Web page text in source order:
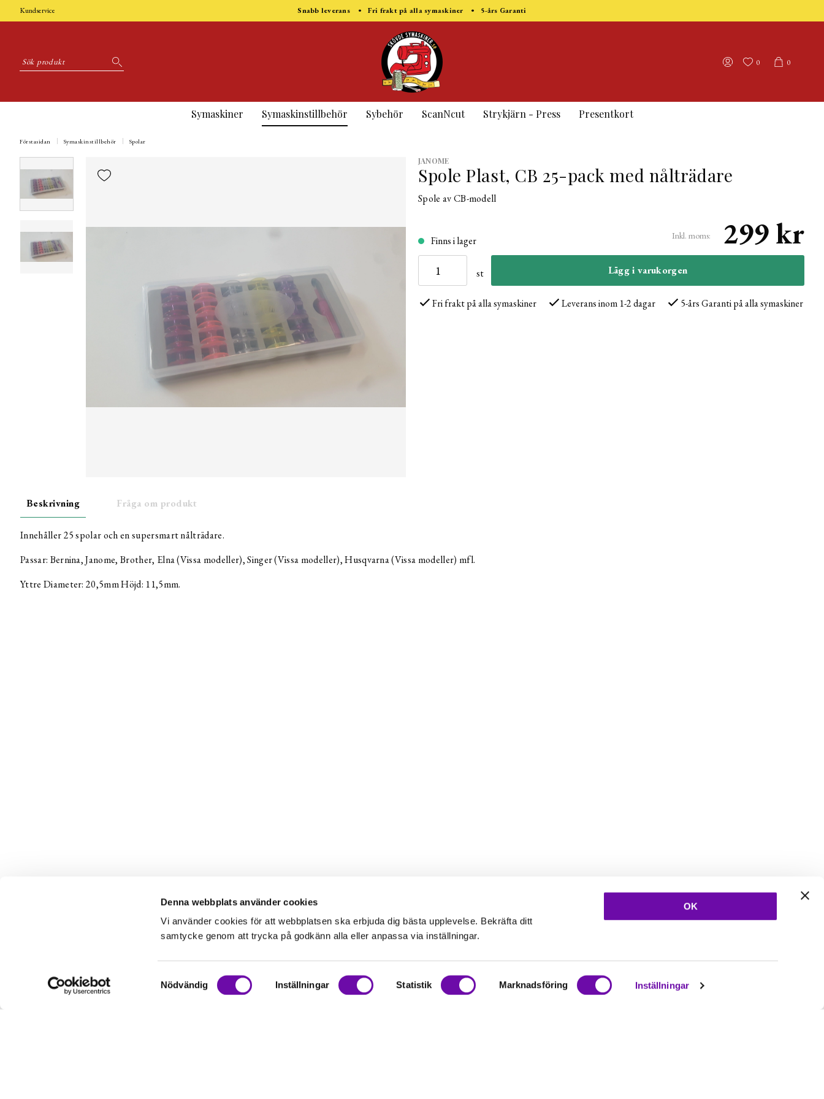
Denna webbplats använder cookies
Vi använder cookies för att webbplatsen ska erbjuda dig bästa upplevelse. Bekräfta ditt
samtycke genom att trycka på godkänn alla eller anpassa via inställningar.
Samtyckesval
Nödvändig Inställningar Statistik Marknadsföring Inställningar
OK
Kundservice Snabb leverans • Fri frakt på alla symaskiner • 5-års Garanti
0
0
Symaskiner Symaskinstillbehör Sybehör ScanNcut Strykjärn - Press Presentkort
Förstasidan Symaskinstillbehör Spolar
JANOME
Spole Plast, CB 25-pack med nålträdare
Spole av CB-modell
Finns i lager Inkl. moms: 299 kr
st Lägg i varukorgen
Fri frakt på alla symaskiner Leverans inom 1-2 dagar 5-års Garanti på alla symaskiner
Beskrivning Fråga om produkt
Innehåller 25 spolar och en supersmart nålträdare.
Passar: Bernina, Janome, Brother, Elna (Vissa modeller), Singer (Vissa modeller), Husqvarna (Vissa modeller) mfl.
Yttre Diameter: 20,5mm Höjd: 11,5mm.